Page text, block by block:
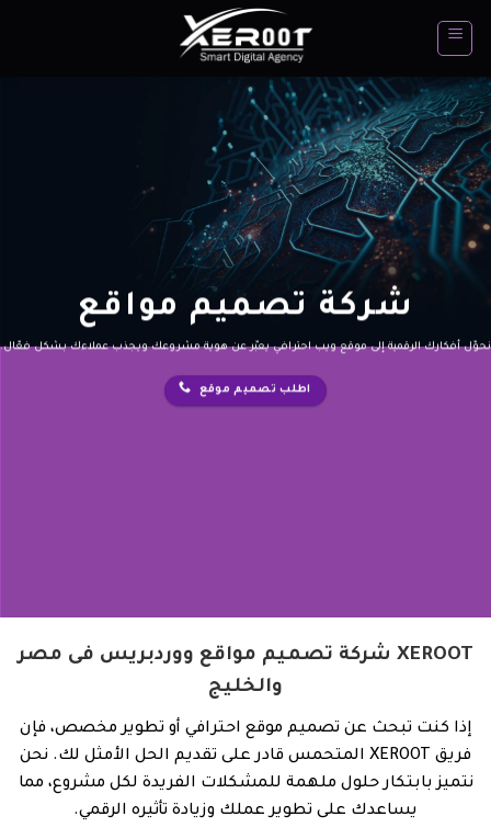
للمحتوى
شركة تصميم مواقع
نحوّل أفكارك الرقمية إلى موقع ويب احترافي يعبّر عن هوية مشروعك ويجذب عملاءك بشكل فعّال.
اطلب تصميم موقع
XEROOT شركة تصميم مواقع ووردبريس فى مصر
والخليج
إذا كنت تبحث عن تصميم موقع احترافي أو تطوير مخصص، فإن
فريق XEROOT المتحمس قادر على تقديم الحل الأمثل لك. نحن
نتميز بابتكار حلول ملهمة للمشكلات الفريدة لكل مشروع، مما
يساعدك على تطوير عملك وزيادة تأثيره الرقمي.